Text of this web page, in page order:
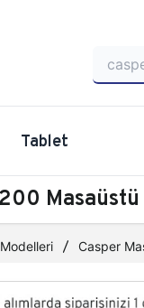
Tablet
Casper